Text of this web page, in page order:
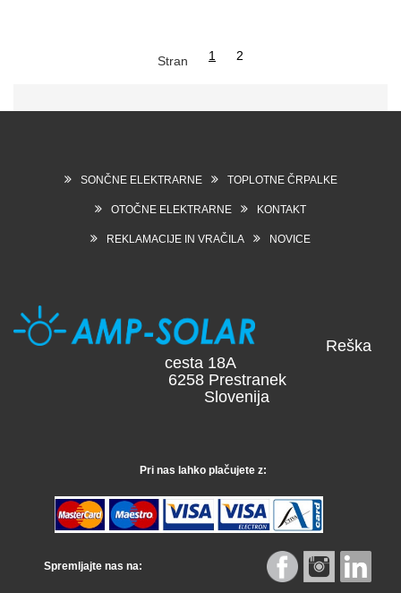
Stran 1 2
SONČNE ELEKTRARNE TOPLOTNE ČRPALKE
OTOČNE ELEKTRARNE KONTAKT
REKLAMACIJE IN VRAČILA NOVICE
Reška
cesta 18A
6258 Prestranek
Slovenija
Pri nas lahko plačujete z:
Spremljajte nas na: